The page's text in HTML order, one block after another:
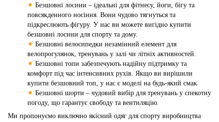
✷ Безшовні лосини – ідеальні для фітнесу, йоги, бігу та
повсякденного носіння. Вони чудово тягнуться та
підкреслюють фігуру. У нас ви можете вигідно купити
безшовні лосини для спорту та дому.
✷ Безшовні велосипедки незамінний елемент для
велопрогулянок, тренувань у залі чи літніх активностей.
✷ Безшовні топи забезпечують надійну підтримку та
комфорт під час інтенсивних рухів. Якщо ви вирішили
купити безшовний топ, у нас є моделі на будь-який смак.
✷ Безшовні шорти – чудовий вибір для тренувань у спекотну
погоду, що гарантує свободу та вентиляцію.
Ми пропонуємо виключно якісний одяг для спорту виробництва